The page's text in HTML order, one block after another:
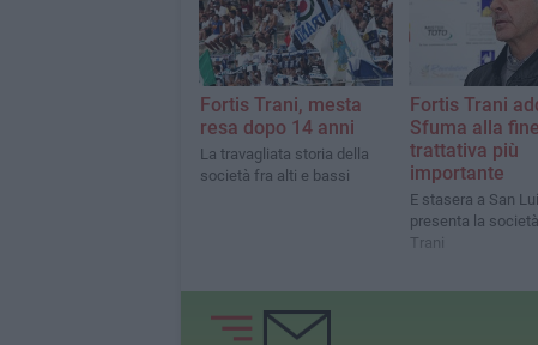
Fortis Trani, mesta
resa dopo 14 anni
La travagliata storia della
società fra alti e bassi
Fortis Trani
Sfuma alla
trattativa più
importante
E stasera a San
presenta la
Trani